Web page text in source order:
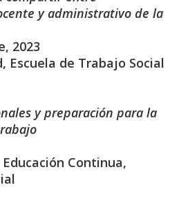
y administrativo de la
2023
Escuela de Trabajo Social
y preparación para la
Continua,